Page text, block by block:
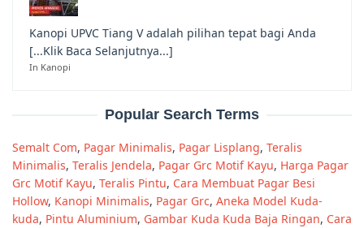
Kanopi UPVC Tiang V adalah pilihan tepat bagi Anda
[...Klik Baca Selanjutnya...]
In Kanopi
Popular Search Terms
Semalt Com, Pagar Minimalis, Pagar Lisplang, Teralis
Minimalis, Teralis Jendela, Pagar Grc Motif Kayu, Harga Pagar
Grc Motif Kayu, Teralis Pintu, Cara Membuat Pagar Besi
Hollow, Kanopi Minimalis, Pagar Grc, Aneka Model Kuda-
kuda, Pintu Aluminium, Gambar Kuda Kuda Baja Ringan, Cara